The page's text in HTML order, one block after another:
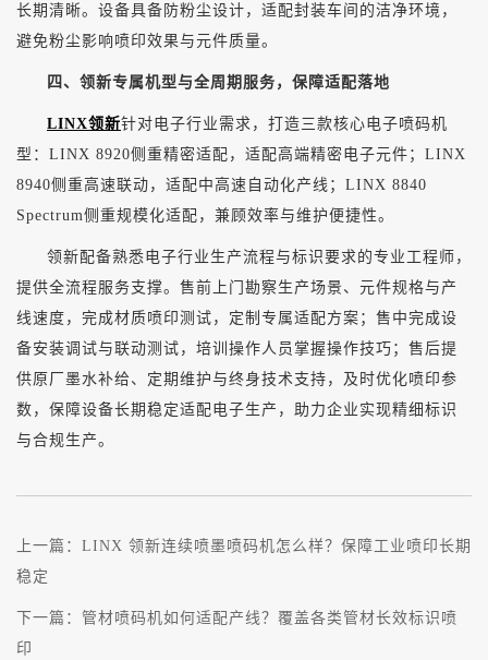
长期清晰。设备具备防粉尘设计，适配封装车间的洁净环境，
避免粉尘影响喷印效果与元件质量。
四、领新专属机型与全周期服务，保障适配落地
LINX领新针对电子行业需求，打造三款核心电子喷码机
型：LINX 8920侧重精密适配，适配高端精密电子元件；LINX
8940侧重高速联动，适配中高速自动化产线；LINX 8840
Spectrum侧重规模化适配，兼顾效率与维护便捷性。
领新配备熟悉电子行业生产流程与标识要求的专业工程师，
提供全流程服务支撑。售前上门勘察生产场景、元件规格与产
线速度，完成材质喷印测试，定制专属适配方案；售中完成设
备安装调试与联动测试，培训操作人员掌握操作技巧；售后提
供原厂墨水补给、定期维护与终身技术支持，及时优化喷印参
数，保障设备长期稳定适配电子生产，助力企业实现精细标识
与合规生产。
上一篇： LINX 领新连续喷墨喷码机怎么样？保障工业喷印长期
稳定
下一篇： 管材喷码机如何适配产线？覆盖各类管材长效标识喷
印